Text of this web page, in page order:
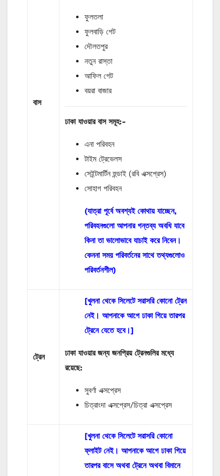
বাস
ফুলতলা
ফুলবাড়ি গেট
দৌলতপুর
নতুন রাস্তা
আফিল গেট
বয়রা বাজার
ঢাকা যাওয়ার বাস সমূহ:-
এনা পরিবহন
টাইম ট্রেভেলস
সেইন্টমার্টিন হুন্ডাই (রবি এক্সপ্রেস)
সোহাগ পরিবহন
(যাত্রা পূর্বে অবশ্যই কোথায় যাচ্ছেন,
পরিবহনগুলো আপনার গন্তব্য অবধি যাবে
কিনা তা ভালোভাবে যাচাই করে নিবেন।
কেননা সময় পরিবর্তনের সাথে তথ্যগুলোও
পরিবর্তনশীল)
ট্রেন
[খুলনা থেকে সিলেটে সরাসরি কোনো ট্রেন
নেই। আপনাকে আগে ঢাকা গিয়ে তারপর
ট্রেনে যেতে হবে।]
ঢাকা যাওয়ার জন্য জনপ্রিয় ট্রেনগুলির মধ্যে
রয়েছে:
সুবর্ণা এক্সপ্রেস
চিত্রাংদা এক্সপ্রেস/চিত্রা এক্সপ্রেস
[খুলনা থেকে সিলেটে সরাসরি কোনো
ফ্লাইট নেই। আপনাকে আগে ঢাকা গিয়ে
তারপর বাসে অথবা ট্রেনে অথবা বিমানে